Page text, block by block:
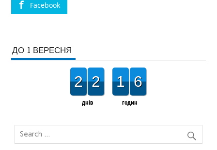
Facebook
ДО 1 ВЕРЕСНЯ
2 2
днів
1 6
годин